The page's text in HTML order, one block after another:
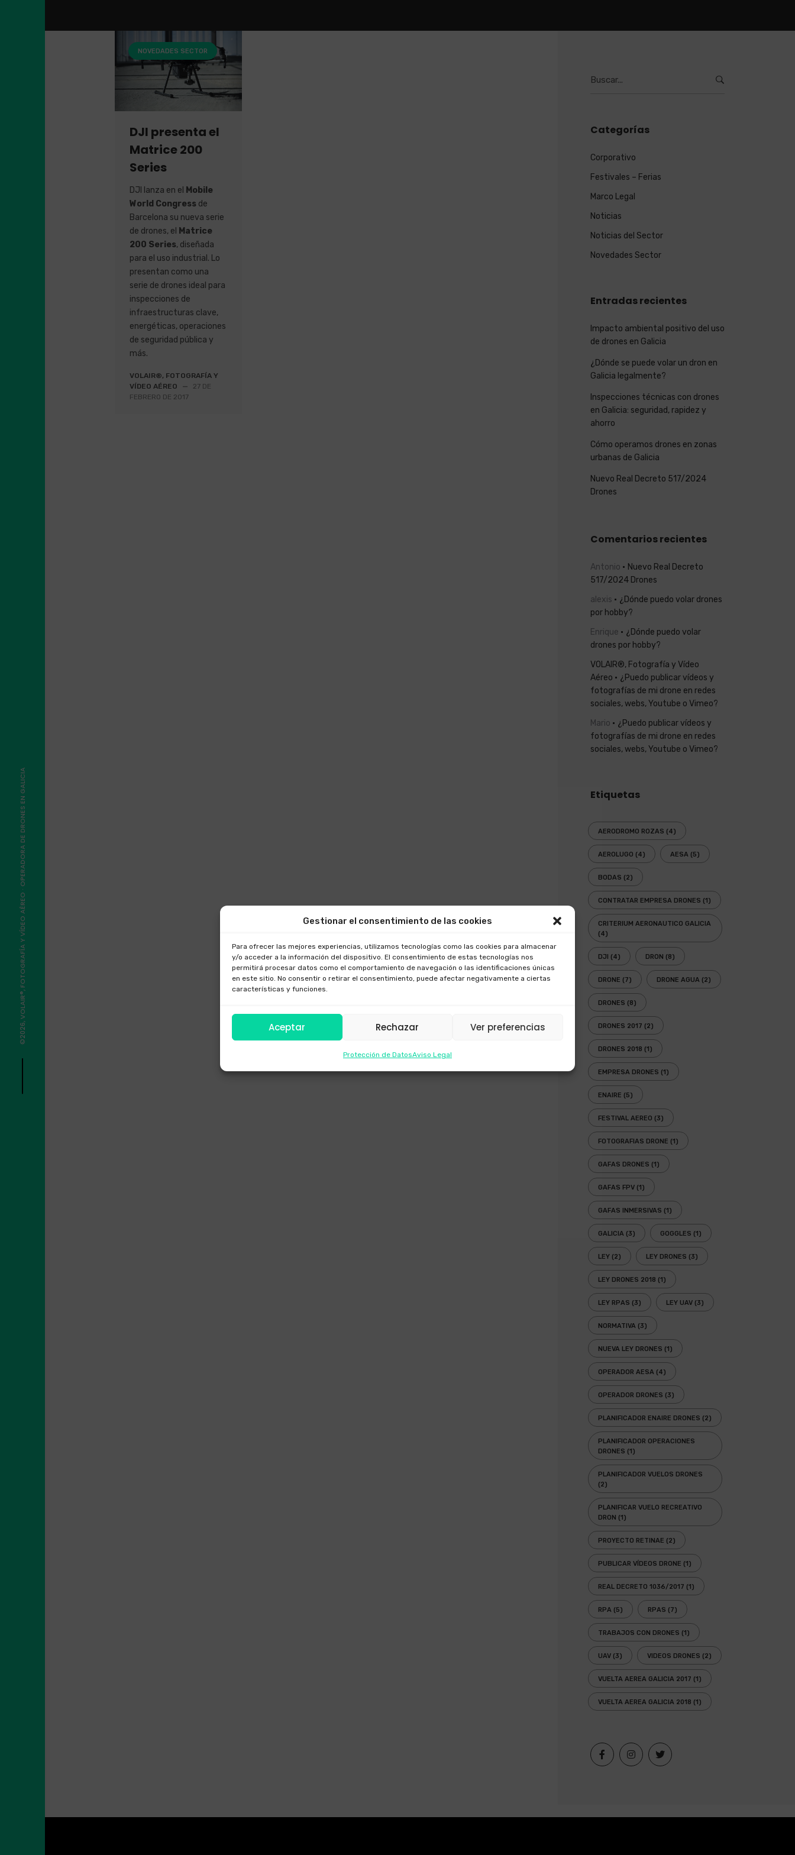
Gestionar el consentimiento de las cookies
Para ofrecer las mejores experiencias, utilizamos tecnologías como las cookies para almacenar
y/o acceder a la información del dispositivo. El consentimiento de estas tecnologías nos
permitirá procesar datos como el comportamiento de navegación o las identificaciones únicas
en este sitio. No consentir o retirar el consentimiento, puede afectar negativamente a ciertas
características y funciones.
Aceptar Rechazar Ver preferencias
Protección de DatosAviso Legal
©2026, VOLAIR®, FOTOGRAFÍA Y VÍDEO AÉREO · OPERADORA DE DRONES EN GALICIA
NOVEDADES SECTOR
DJI presenta el
Matrice 200
Series
DJI lanza en el Mobile
World Congress de
Barcelona su nueva serie
de drones, el Matrice
200 Series, diseñada
para el uso industrial. Lo
presentan como una
serie de drones ideal para
inspecciones de
infraestructuras clave,
energéticas, operaciones
de seguridad pública y
más.
VOLAIR®, FOTOGRAFÍA Y
VÍDEO AÉREO
—
27 DE
FEBRERO DE 2017
Categorías
Corporativo
Festivales – Ferias
Marco Legal
Noticias
Noticias del Sector
Novedades Sector
Entradas recientes
Impacto ambiental positivo del uso
de drones en Galicia
¿Dónde se puede volar un dron en
Galicia legalmente?
Inspecciones técnicas con drones
en Galicia: seguridad, rapidez y
ahorro
Cómo operamos drones en zonas
urbanas de Galicia
Nuevo Real Decreto 517/2024
Drones
Comentarios recientes
Antonio
Nuevo Real Decreto
517/2024 Drones
alexis
¿Dónde puedo volar drones
por hobby?
Enrique
¿Dónde puedo volar
drones por hobby?
VOLAIR®, Fotografía y Vídeo
Aéreo
¿Puedo publicar vídeos y
fotografías de mi drone en redes
sociales, webs, Youtube o Vimeo?
Mario
¿Puedo publicar vídeos y
fotografías de mi drone en redes
sociales, webs, Youtube o Vimeo?
Etiquetas
AERODROMO ROZAS (4)
AEROLUGO (4) AESA (5)
BODAS (2)
CONTRATAR EMPRESA DRONES (1)
CRITERIUM AERONAUTICO GALICIA
(4)
DJI (4) DRON (8)
DRONE (7) DRONE AGUA (2)
DRONES (8)
DRONES 2017 (2)
DRONES 2018 (1)
EMPRESA DRONES (1)
ENAIRE (5)
FESTIVAL AEREO (3)
FOTOGRAFIAS DRONE (1)
GAFAS DRONES (1)
GAFAS FPV (1)
GAFAS INMERSIVAS (1)
GALICIA (3) GOGGLES (1)
LEY (2) LEY DRONES (3)
LEY DRONES 2018 (1)
LEY RPAS (3) LEY UAV (3)
NORMATIVA (3)
NUEVA LEY DRONES (1)
OPERADOR AESA (4)
OPERADOR DRONES (3)
PLANIFICADOR ENAIRE DRONES (2)
PLANIFICADOR OPERACIONES
DRONES (1)
PLANIFICADOR VUELOS DRONES
(2)
PLANIFICAR VUELO RECREATIVO
DRON (1)
PROYECTO RETINAE (2)
PUBLICAR VÍDEOS DRONE (1)
REAL DECRETO 1036/2017 (1)
RPA (5) RPAS (7)
TRABAJOS CON DRONES (1)
UAV (3) VIDEOS DRONES (2)
VUELTA AEREA GALICIA 2017 (1)
VUELTA AEREA GALICIA 2018 (1)